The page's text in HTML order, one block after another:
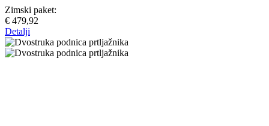
Zimski paket:
€ 479,92
Detalji